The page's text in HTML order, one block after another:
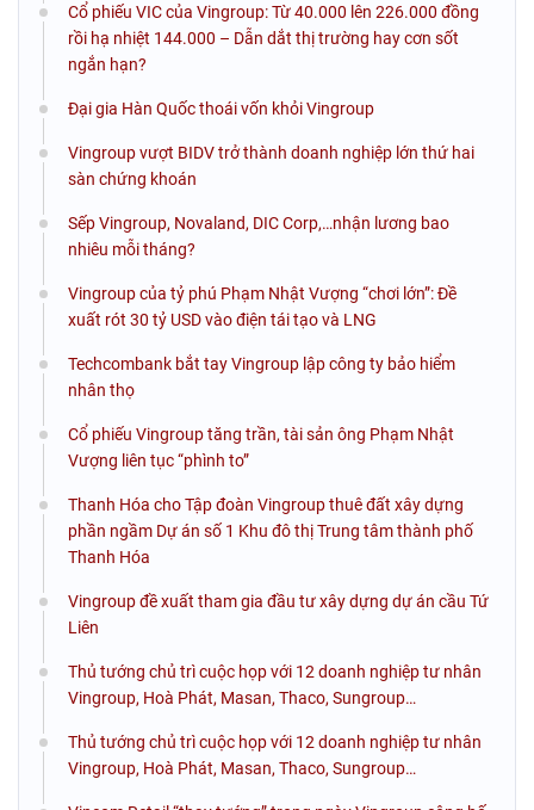
Cổ phiếu VIC của Vingroup: Từ 40.000 lên 226.000 đồng
rồi hạ nhiệt 144.000 – Dẫn dắt thị trường hay cơn sốt
ngắn hạn?
Đại gia Hàn Quốc thoái vốn khỏi Vingroup
Vingroup vượt BIDV trở thành doanh nghiệp lớn thứ hai
sàn chứng khoán
Sếp Vingroup, Novaland, DIC Corp,…nhận lương bao
nhiêu mỗi tháng?
Vingroup của tỷ phú Phạm Nhật Vượng “chơi lớn”: Đề
xuất rót 30 tỷ USD vào điện tái tạo và LNG
Techcombank bắt tay Vingroup lập công ty bảo hiểm
nhân thọ
Cổ phiếu Vingroup tăng trần, tài sản ông Phạm Nhật
Vượng liên tục “phình to”
Thanh Hóa cho Tập đoàn Vingroup thuê đất xây dựng
phần ngầm Dự án số 1 Khu đô thị Trung tâm thành phố
Thanh Hóa
Vingroup đề xuất tham gia đầu tư xây dựng dự án cầu Tứ
Liên
Thủ tướng chủ trì cuộc họp với 12 doanh nghiệp tư nhân
Vingroup, Hoà Phát, Masan, Thaco, Sungroup…
Thủ tướng chủ trì cuộc họp với 12 doanh nghiệp tư nhân
Vingroup, Hoà Phát, Masan, Thaco, Sungroup…